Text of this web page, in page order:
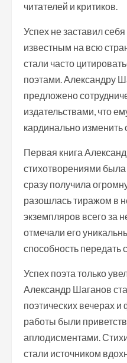
читателей и критиков.
Успех не заставил
известным на всю
стали часто
поэтами. Александру
предложено
издательствами, что
кардинально изменить
Первая книга
стихотворениями
сразу получила
разошлась тиражом в
экземпляров всего за
отмечали его
способность передать
Успех поэта только
Александр Шаганов
поэтических вечерах и
работы были
аплодисментами.
стали источником